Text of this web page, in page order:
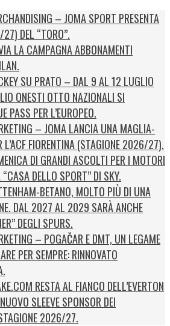
– JOMA SPORT PRESENTA
DEL “TORO”.
LA CAMPAGNA ABBONAMENTI
SU PRATO – DAL 9 AL 12 LUGLIO
ONESTI OTTO NAZIONALI SI
PASS PER L’EUROPEO.
– JOMA LANCIA UNA MAGLIA-
L’ACF FIORENTINA (STAGIONE 2026/27).
DI GRANDI ASCOLTI PER I MOTORI
DELLO SPORT” DI SKY.
BETANO, MOLTO PIÙ DI UNA
DAL 2027 AL 2029 SARÀ ANCHE
DEGLI SPURS.
– POGAČAR E DMT, UN LEGAME
PER SEMPRE: RINNOVATO
RESTA AL FIANCO DELL’EVERTON
SLEEVE SPONSOR DEI
2026/27.